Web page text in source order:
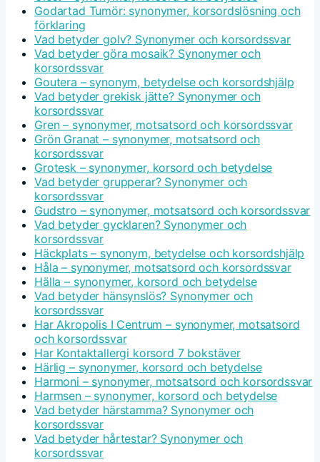
Godartad Tumör: synonymer, korsordslösning och
förklaring
Vad betyder golv? Synonymer och korsordssvar
Vad betyder göra mosaik? Synonymer och
korsordssvar
Goutera – synonym, betydelse och korsordshjälp
Vad betyder grekisk jätte? Synonymer och
korsordssvar
Gren – synonymer, motsatsord och korsordssvar
Grön Granat – synonymer, motsatsord och
korsordssvar
Grotesk – synonymer, korsord och betydelse
Vad betyder grupperar? Synonymer och
korsordssvar
Gudstro – synonymer, motsatsord och korsordssvar
Vad betyder gycklaren? Synonymer och
korsordssvar
Häckplats – synonym, betydelse och korsordshjälp
Håla – synonymer, motsatsord och korsordssvar
Hälla – synonymer, korsord och betydelse
Vad betyder hänsynslös? Synonymer och
korsordssvar
Har Akropolis I Centrum – synonymer, motsatsord
och korsordssvar
Har Kontaktallergi korsord 7 bokstäver
Härlig – synonymer, korsord och betydelse
Harmoni – synonymer, motsatsord och korsordssvar
Harmsen – synonymer, korsord och betydelse
Vad betyder härstamma? Synonymer och
korsordssvar
Vad betyder hårtestar? Synonymer och
korsordssvar